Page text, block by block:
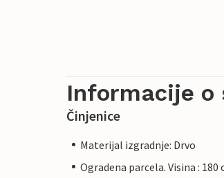
Informacije o
Činjenice
Materijal izgradnje: Drvo
Ogradena parcela. Visina : 180